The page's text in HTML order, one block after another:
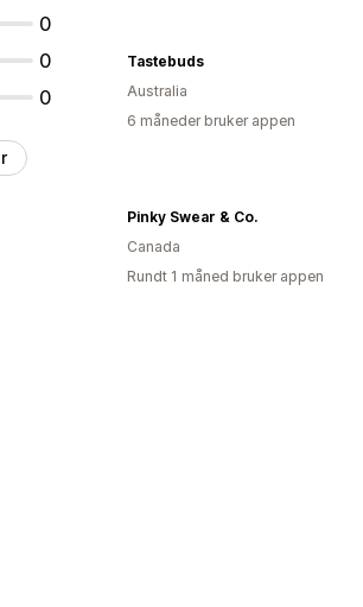
0
0
0
Tastebuds
Australia
6 måneder bruker appen
Pinky Swear & Co.
Canada
Rundt 1 måned bruker appen